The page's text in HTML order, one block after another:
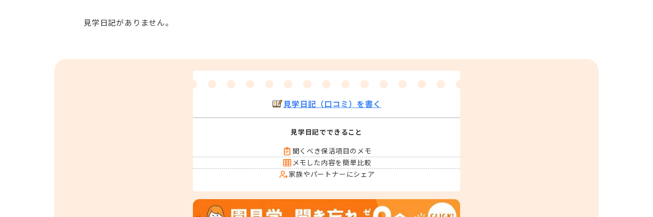
見学日記がありません。
見学日記（口コミ）を書く
見学日記でできること
聞くべき保活項目のメモ
メモした内容を簡単比較
家族やパートナーにシェア